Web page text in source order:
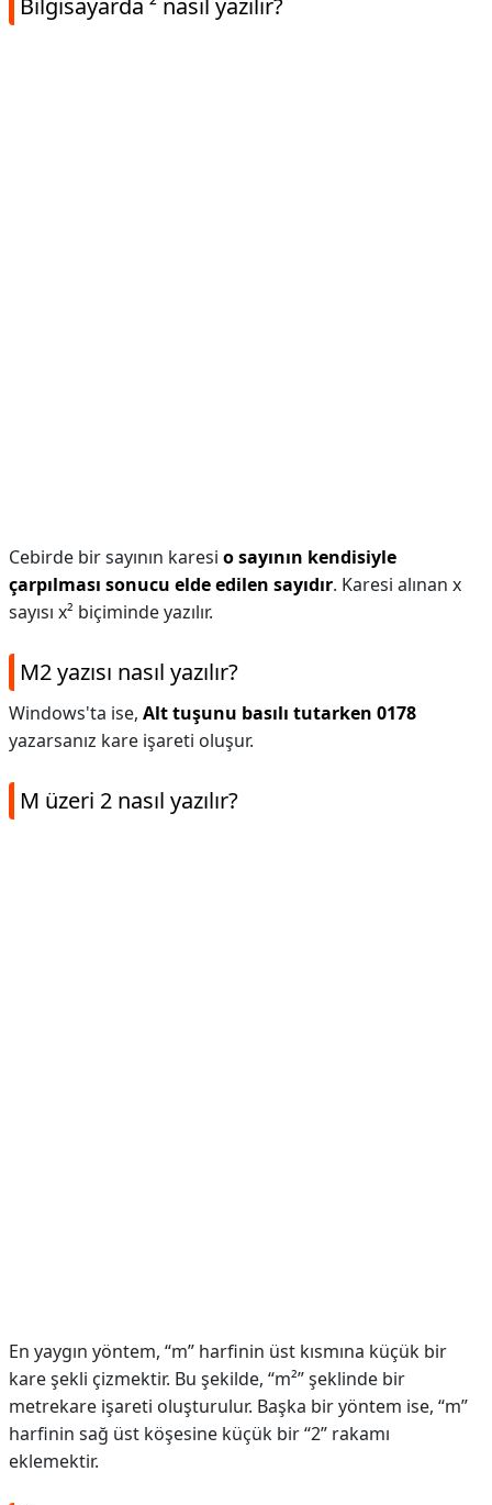
Bilgisayarda ² nasıl yazılır?
Cebirde bir sayının karesi o sayının kendisiyle
çarpılması sonucu elde edilen sayıdır. Karesi alınan x
sayısı x² biçiminde yazılır.
M2 yazısı nasıl yazılır?
Windows'ta ise, Alt tuşunu basılı tutarken 0178
yazarsanız kare işareti oluşur.
M üzeri 2 nasıl yazılır?
En yaygın yöntem, “m” harfinin üst kısmına küçük bir
kare şekli çizmektir. Bu şekilde, “m²” şeklinde bir
metrekare işareti oluşturulur. Başka bir yöntem ise, “m”
harfinin sağ üst köşesine küçük bir “2” rakamı
eklemektir.